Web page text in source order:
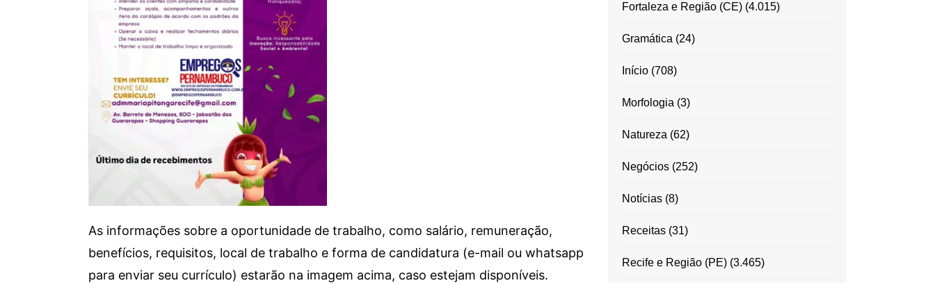
As informações sobre a oportunidade de trabalho, como salário, remuneração,
benefícios, requisitos, local de trabalho e forma de candidatura (e-mail ou whatsapp
para enviar seu currículo) estarão na imagem acima, caso estejam disponíveis.
Fortaleza e Região (CE)(4.015)
Gramática (24)
Início(708)
Morfologia (3)
Natureza (62)
Negócios(252)
Notícias(8)
Receitas(31)
Recife e Região (PE)(3.465)